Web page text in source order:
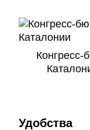
Конгресс-
Удобства